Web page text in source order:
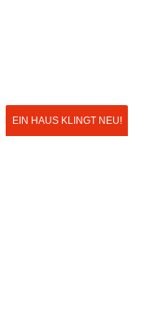
EIN HAUS KLINGT NEU!